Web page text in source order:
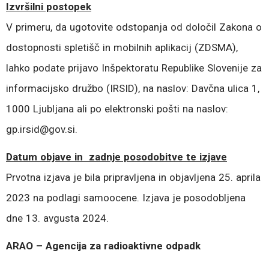
Izvršilni postopek
V primeru, da ugotovite odstopanja od določil Zakona o
dostopnosti spletišč in mobilnih aplikacij (ZDSMA),
lahko podate prijavo Inšpektoratu Republike Slovenije za
informacijsko družbo (IRSID), na naslov: Davčna ulica 1,
1000 Ljubljana ali po elektronski pošti na naslov:
gp.irsid@gov.si.
Datum objave in zadnje posodobitve te izjave
Prvotna izjava je bila pripravljena in objavljena 25. aprila
2023 na podlagi samoocene. Izjava je posodobljena
dne 13. avgusta 2024.
ARAO – Agencija za radioaktivne odpadk